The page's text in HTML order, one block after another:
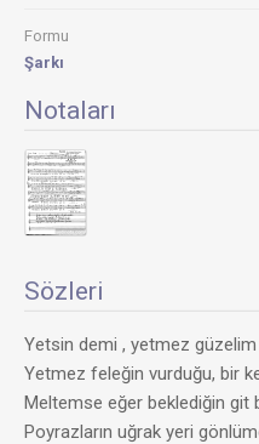
Formu
Şarkı
Notaları
Sözleri
Yetsin demi , yetmez
Yetmez feleğin vurduğu, bir
Meltemse eğer beklediğin git
Poyrazların uğrak yeri